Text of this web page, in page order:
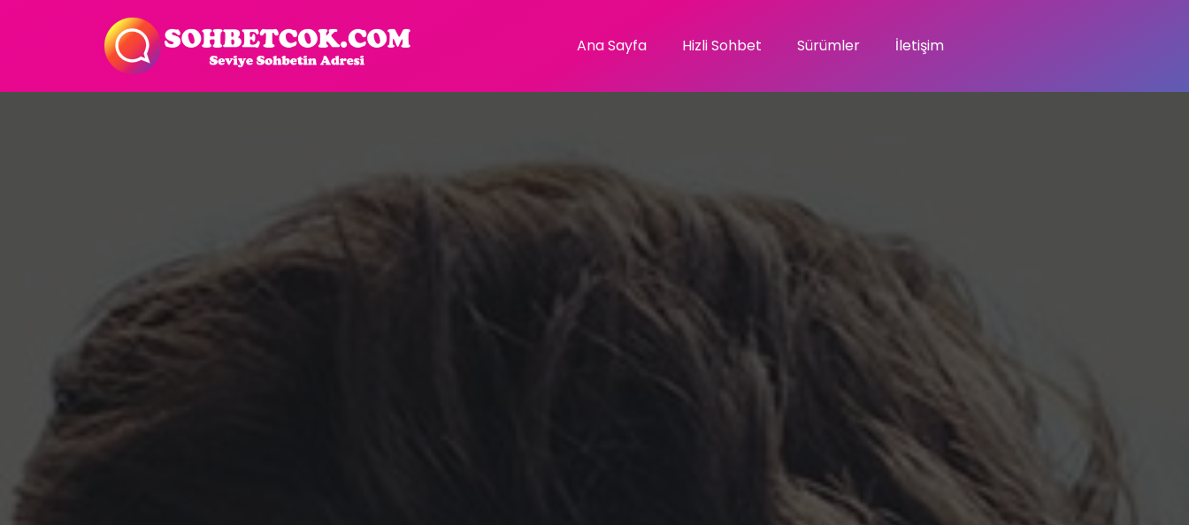
Ana Sayfa Hizli Sohbet Sürümler İletişim